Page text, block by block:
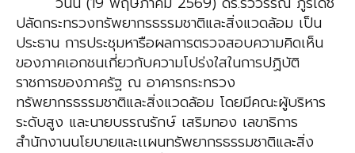
ปลัดกระทรวงทรัพยากรธรรมชาติและสิ่งแวดล้อม เป็น
ประธาน การประชุมหารือผลการตรวจสอบความคิดเห็น
ของภาคเอกชนเกี่ยวกับความโปร่งใสในการปฏิบัติ
ราชการของภาครัฐ ณ อาคารกระทรวง
ทรัพยากรธรรมชาติและสิ่งแวดล้อม โดยมีคณะผู้บริหาร
ระดับสูง และนายบรรณรักษ์ เสริมทอง เลขาธิการ
สำนักงานนโยบายและเเผนทรัพยากรธรรมชาติและสิ่ง